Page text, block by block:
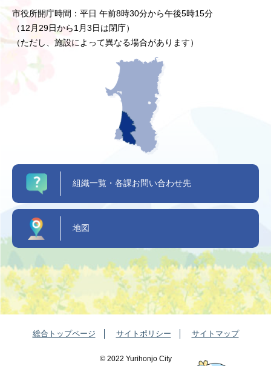
市役所開庁時間：平日 午前8時30分から午後5時15分
（12月29日から1月3日は閉庁）
（ただし、施設によって異なる場合があります）
組織一覧・各課お問い合わせ先
地図
総合トップページ サイトポリシー サイトマップ
©️ 2022 Yurihonjo City